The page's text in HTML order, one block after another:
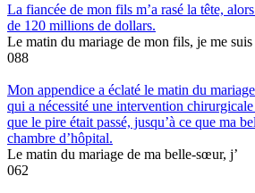
La fiancée de mon fils m’a rasé la tête,
de 120 millions de dollars.
Le matin du mariage de mon fils, je me
088
Mon appendice a éclaté le matin du
qui a nécessité une intervention chirurgicale
que le pire était passé, jusqu’à ce que ma
chambre d’hôpital.
Le matin du mariage de ma belle-sœur, j’
062